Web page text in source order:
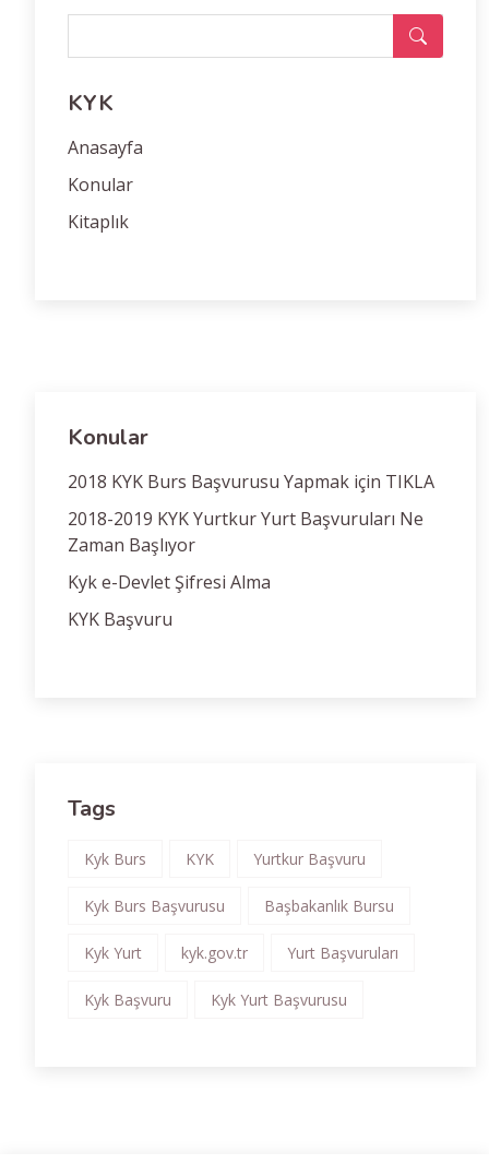
KYK
Anasayfa
Konular
Kitaplık
Konular
2018 KYK Burs Başvurusu Yapmak için TIKLA
2018-2019 KYK Yurtkur Yurt Başvuruları Ne
Zaman Başlıyor
Kyk e-Devlet Şifresi Alma
KYK Başvuru
Tags
Kyk Burs KYK Yurtkur Başvuru
Kyk Burs Başvurusu Başbakanlık Bursu
Kyk Yurt kyk.gov.tr Yurt Başvuruları
Kyk Başvuru Kyk Yurt Başvurusu